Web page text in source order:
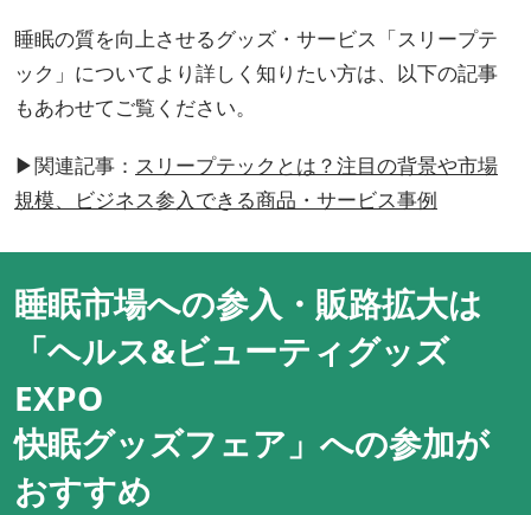
睡眠の質を向上させるグッズ・サービス「スリープテ
ック」についてより詳しく知りたい方は、以下の記事
もあわせてご覧ください。
▶関連記事： スリープテックとは？注目の背景や市場
規模、ビジネス参入できる商品・サービス事例
睡眠市場への参入・販路拡大は
「ヘルス&ビューティグッズ
EXPO
快眠グッズフェア」への参加が
おすすめ